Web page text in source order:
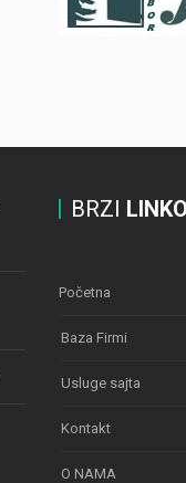
BRZI
Početna
Baza Firmi
Usluge sajta
Kontakt
O NAMA